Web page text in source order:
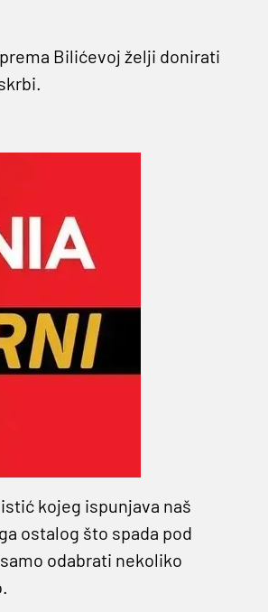
Bilićevoj želji donirati
kojeg ispunjava naš
ostalog što spada pod
odabrati nekoliko